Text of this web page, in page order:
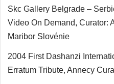
Skc Gallery Belgrade –
Video On Demand, Curator:
Maribor Slovénie
2004 First Dashanzi
Erratum Tribute, Annecy